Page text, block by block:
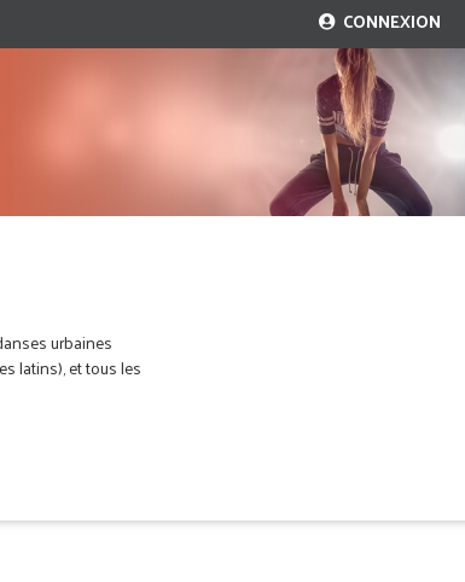
CONNEXION
urbaines
latins), et tous les